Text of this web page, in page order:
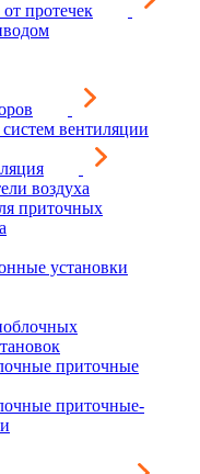
протечек
вентиляции
воздуха
приточных
установки
приточные
приточные-